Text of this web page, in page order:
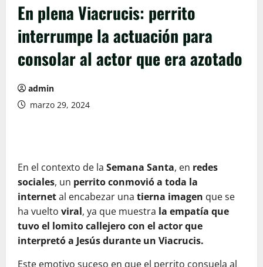
En plena Viacrucis: perrito
interrumpe la actuación para
consolar al actor que era azotado
admin
marzo 29, 2024
En el contexto de la Semana Santa, en redes
sociales, un perrito conmovió a toda la
internetal encabezar una tierna imagen que se
ha vuelto viral, ya que muestra la empatía que
tuvo el lomito callejero con el actor que
interpretó a Jesús durante un Viacrucis.
Este emotivo suceso en que el perrito consuela al